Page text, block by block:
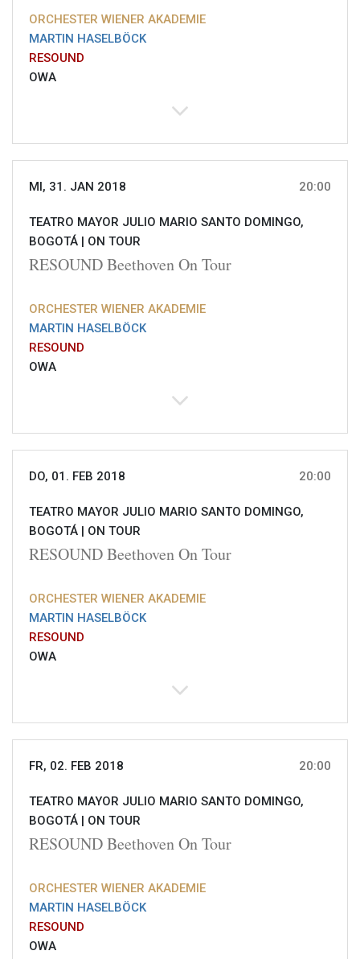
ORCHESTER WIENER AKADEMIE
MARTIN HASELBÖCK
RESOUND
OWA
MI, 31. JAN 2018 20:00
TEATRO MAYOR JULIO MARIO SANTO DOMINGO,
BOGOTÁ | ON TOUR
RESOUND Beethoven On Tour
ORCHESTER WIENER AKADEMIE
MARTIN HASELBÖCK
RESOUND
OWA
DO, 01. FEB 2018 20:00
TEATRO MAYOR JULIO MARIO SANTO DOMINGO,
BOGOTÁ | ON TOUR
RESOUND Beethoven On Tour
ORCHESTER WIENER AKADEMIE
MARTIN HASELBÖCK
RESOUND
OWA
FR, 02. FEB 2018 20:00
TEATRO MAYOR JULIO MARIO SANTO DOMINGO,
BOGOTÁ | ON TOUR
RESOUND Beethoven On Tour
ORCHESTER WIENER AKADEMIE
MARTIN HASELBÖCK
RESOUND
OWA